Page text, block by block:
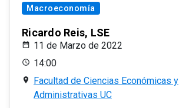
Macroeconomía
Ricardo Reis, LSE
11 de Marzo de 2022
14:00
Facultad de Ciencias Económicas y
Administrativas UC